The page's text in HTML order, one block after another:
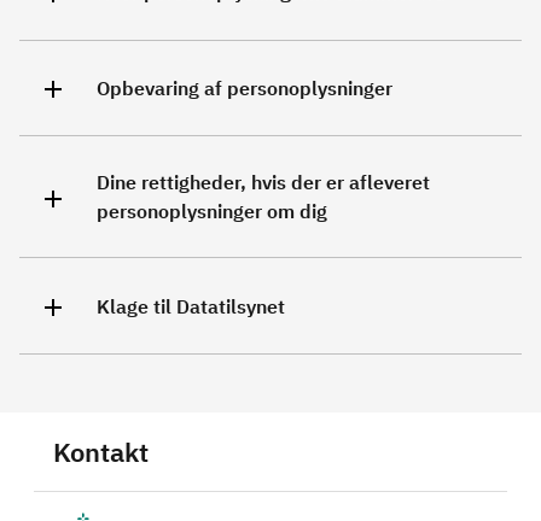
Opbevaring af personoplysninger
Dine rettigheder, hvis der er afleveret
personoplysninger om dig
Klage til Datatilsynet
Kontakt